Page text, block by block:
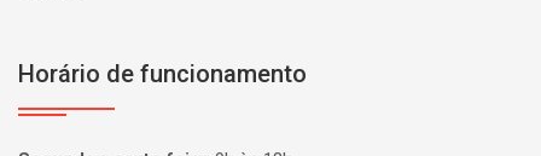
Horário de funcionamento